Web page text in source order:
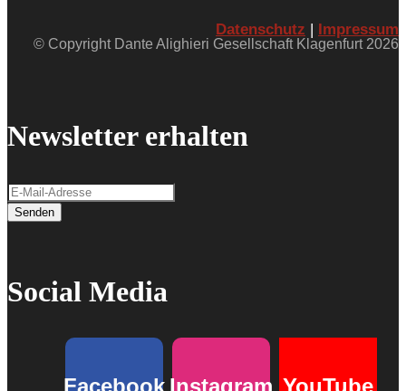
Datenschutz Impressum
© Copyright Dante Alighieri Gesellschaft Klagenfurt 2026
Newsletter erhalten
Senden
Social Media